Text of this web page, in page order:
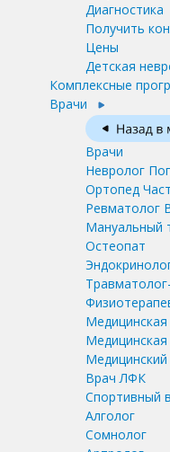
Диагностика
Получить
Цены
Детская
Комплексные
Врачи
Врачи
Невролог
Ортопед
Ревматолог
Мануальный
Остеопат
Медицинская
Врач ЛФК
Спортивный
Алголог
Сомнолог